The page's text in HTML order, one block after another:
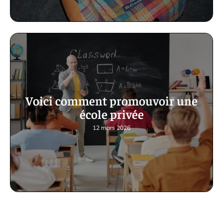
Voici comment promouvoir une
école privée
12 mars 2026